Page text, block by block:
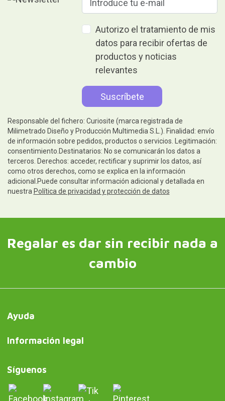
Autorizo el tratamiento de mis
datos para recibir ofertas de
productos y noticias
relevantes
Responsable del fichero: Curiosite (marca registrada de
Milimetrado Diseño y Producción Multimedia S.L.). Finalidad: envío
de información sobre pedidos, productos o servicios. Legitimación:
consentimiento.Destinatarios: No se comunicarán los datos a
terceros. Derechos: acceder, rectificar y suprimir los datos, así
como otros derechos, como se explica en la información
adicional.Puede consultar información adicional y detallada en
nuestra Política de privacidad y protección de datos
Regalar es dar sin recibir nada a
cambio
Ayuda
Información legal
Síguenos